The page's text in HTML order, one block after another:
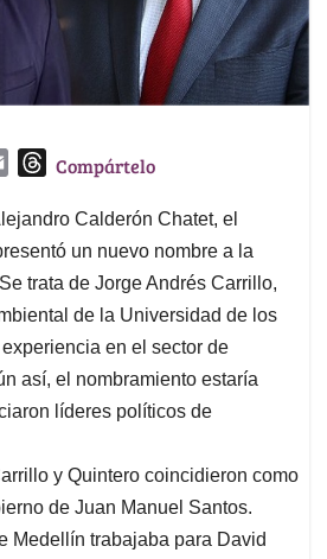
a
i
l
T
r
e
a
d
Compártelo
Calderón Chatet, el
un nuevo nombre a la
trata de Jorge Andrés Carrillo,
de la Universidad de los
en el sector de
así, el nombramiento estaría
líderes políticos de
y Quintero coincidieron como
de Juan Manuel Santos.
Medellín trabajaba para David